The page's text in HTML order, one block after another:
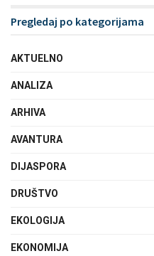
Pregledaj po kategorijama
AKTUELNO
ANALIZA
ARHIVA
AVANTURA
DIJASPORA
DRUŠTVO
EKOLOGIJA
EKONOMIJA